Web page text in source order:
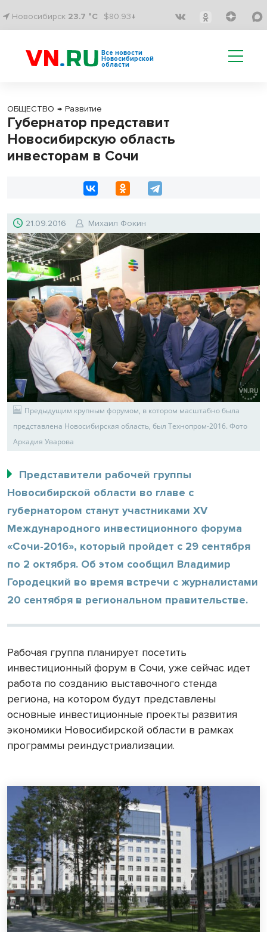
Новосибирск 23.7 °C $80.93↓
Все новости
Новосибирской
области
ОБЩЕСТВО → Развитие
Губернатор представит
Новосибирскую область
инвесторам в Сочи
21.09.2016 Михаил Фокин
Предыдущим крупным форумом, в котором масштабно была
представлена Новосибирская область, был Технопром-2016. Фото
Аркадия Уварова
Представители рабочей группы
Новосибирской области во главе с
губернатором станут участниками XV
Международного инвестиционного форума
«Сочи-2016», который пройдет с 29 сентября
по 2 октября. Об этом сообщил Владимир
Городецкий во время встречи с журналистами
20 сентября в региональном правительстве.
Рабочая группа планирует посетить
инвестиционный форум в Сочи, уже сейчас идет
работа по созданию выставочного стенда
региона, на котором будут представлены
основные инвестиционные проекты развития
экономики Новосибирской области в рамках
программы реиндустриализации.